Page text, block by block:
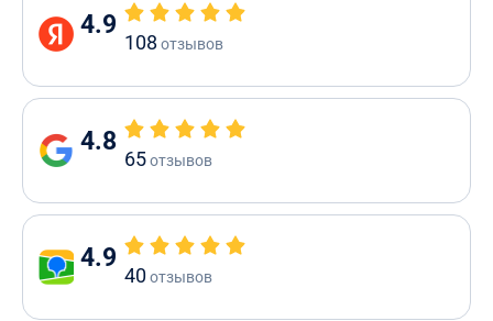
4.9
108 отзывов
4.8
65отзывов
4.9
40отзывов